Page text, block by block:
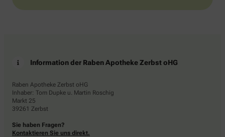
Information der Raben Apotheke Zerbst oHG
Raben Apotheke Zerbst oHG
Inhaber: Tom Dupke u. Martin Roschig
Markt 25
39261 Zerbst
Sie haben Fragen?
Kontaktieren Sie uns direkt.